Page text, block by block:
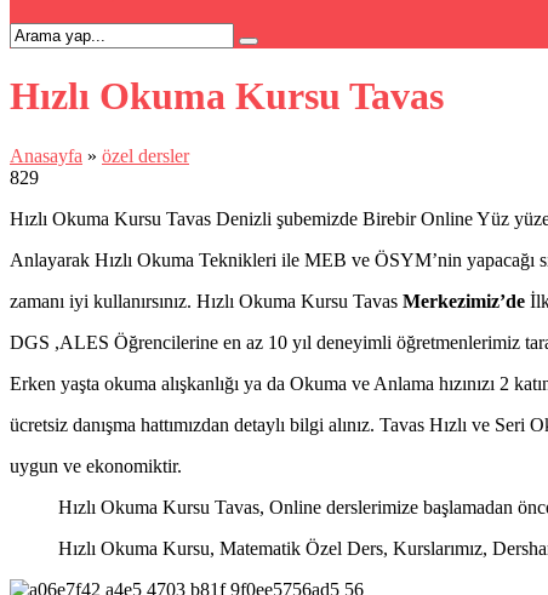
Hızlı Okuma Kursu Tavas
Anasayfa » özel dersler
829
Hızlı Okuma Kursu Tavas Denizli şubemizde Birebir Online Yüz
Anlayarak Hızlı Okuma Teknikleri ile MEB ve ÖSYM’nin yapacağı
zamanı iyi kullanırsınız. Hızlı Okuma Kursu Tavas Merkezimiz’de
DGS ,ALES Öğrencilerine en az 10 yıl deneyimli öğretmenlerimiz
Erken yaşta okuma alışkanlığı ya da Okuma ve Anlama hızınızı 2
ücretsiz danışma hattımızdan detaylı bilgi alınız. Tavas Hızlı ve Seri
uygun ve ekonomiktir.
Hızlı Okuma Kursu Tavas, Online derslerimize başlamadan
Hızlı Okuma Kursu, Matematik Özel Ders, Kurslarımız,